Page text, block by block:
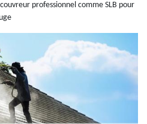
professionnel comme SLB pour